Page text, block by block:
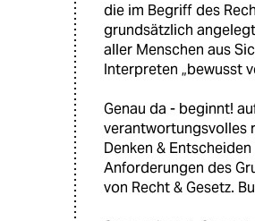
die im Begriff des
grundsätzlich
aller Menschen aus
Interpreten „bewusst
Genau da - beginnt!
verantwortungsvolles
Denken &
Anforderungen des
von Recht & Gesetz.